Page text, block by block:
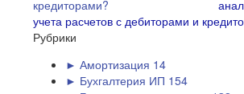
учета расчетов с дебиторами и
Рубрики
► Амортизация 14
► Бухгалтерия ИП 154